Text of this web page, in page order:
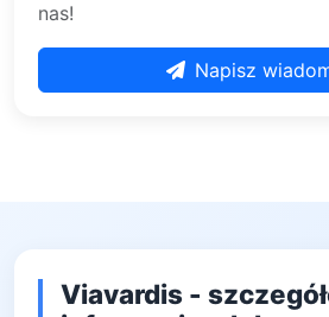
nas!
Napisz
Viavardis -